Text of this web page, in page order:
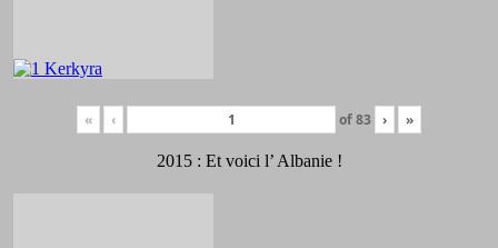
« ‹ of83 › »
2015 : Et voici l’ Albanie !